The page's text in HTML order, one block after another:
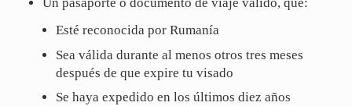
Un pasaporte o documento de viaje válido, que:
Esté reconocida por Rumanía
Sea válida durante al menos otros tres meses
después de que expire tu visado
Se haya expedido en los últimos diez años